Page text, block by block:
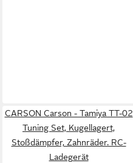
CARSON Carson - Tamiya TT-02
Tuning Set, Kugellagert,
Stoßdämpfer, Zahnräder. RC-
Ladegerät